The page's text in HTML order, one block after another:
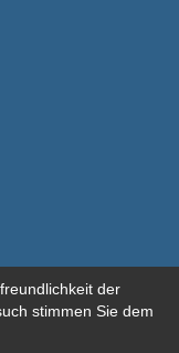
der
stimmen Sie dem
rights reserved.